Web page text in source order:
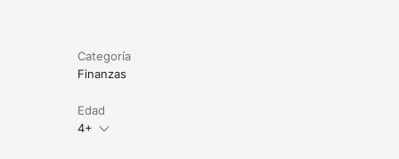
Categoría
Finanzas
Edad
4+